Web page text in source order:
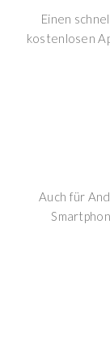
Einen
kostenlosen
Auch für